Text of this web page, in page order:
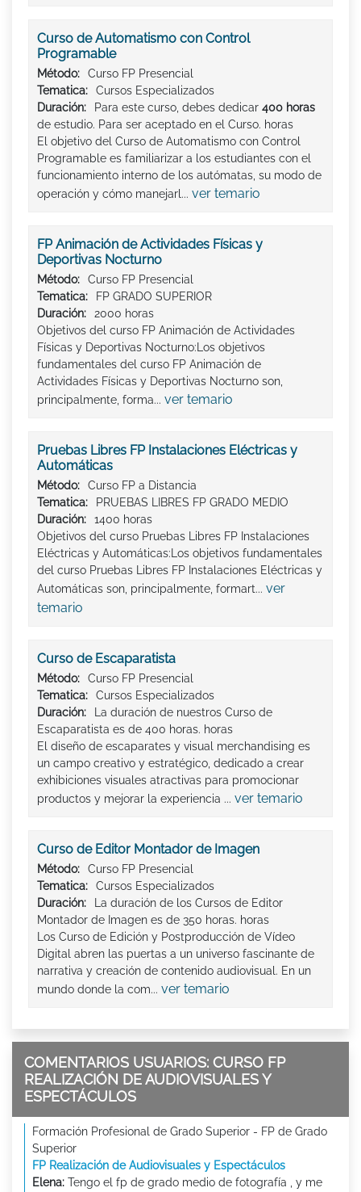
Curso de Automatismo con Control
Programable
Método:
Curso FP Presencial
Tematica:
Cursos Especializados
Duración:
Para este curso, debes dedicar 400 horas
de estudio. Para ser aceptado en el Curso. horas
El objetivo del Curso de Automatismo con Control
Programable es familiarizar a los estudiantes con el
funcionamiento interno de los autómatas, su modo de
operación y cómo manejarl... ver temario
FP Animación de Actividades Físicas y
Deportivas Nocturno
Método:
Curso FP Presencial
Tematica:
FP GRADO SUPERIOR
Duración:
2000 horas
Objetivos del curso FP Animación de Actividades
Físicas y Deportivas Nocturno:Los objetivos
fundamentales del curso FP Animación de
Actividades Físicas y Deportivas Nocturno son,
principalmente, forma... ver temario
Pruebas Libres FP Instalaciones Eléctricas y
Automáticas
Método:
Curso FP a Distancia
Tematica:
PRUEBAS LIBRES FP GRADO MEDIO
Duración:
1400 horas
Objetivos del curso Pruebas Libres FP Instalaciones
Eléctricas y Automáticas:Los objetivos fundamentales
del curso Pruebas Libres FP Instalaciones Eléctricas y
Automáticas son, principalmente, formart... ver
temario
Curso de Escaparatista
Método:
Curso FP Presencial
Tematica:
Cursos Especializados
Duración:
La duración de nuestros Curso de
Escaparatista es de 400 horas. horas
El diseño de escaparates y visual merchandising es
un campo creativo y estratégico, dedicado a crear
exhibiciones visuales atractivas para promocionar
productos y mejorar la experiencia ... ver temario
Curso de Editor Montador de Imagen
Método:
Curso FP Presencial
Tematica:
Cursos Especializados
Duración:
La duración de los Cursos de Editor
Montador de Imagen es de 350 horas. horas
Los Curso de Edición y Postproducción de Vídeo
Digital abren las puertas a un universo fascinante de
narrativa y creación de contenido audiovisual. En un
mundo donde la com... ver temario
COMENTARIOS USUARIOS: CURSO FP
REALIZACIÓN DE AUDIOVISUALES Y
ESPECTÁCULOS
Formación Profesional de Grado Superior - FP de Grado
Superior
FP Realización de Audiovisuales y Espectáculos
Elena: Tengo el fp de grado medio de fotografía , y me